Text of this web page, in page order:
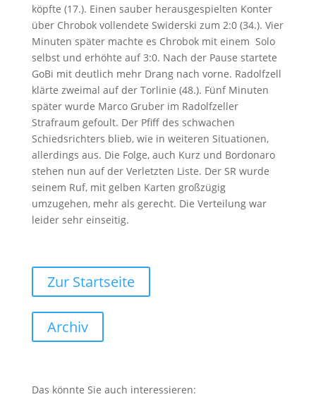
köpfte (17.). Einen sauber herausgespielten Konter
über Chrobok vollendete Swiderski zum 2:0 (34.). Vier
Minuten später machte es Chrobok mit einem Solo
selbst und erhöhte auf 3:0. Nach der Pause startete
GoBi mit deutlich mehr Drang nach vorne. Radolfzell
klärte zweimal auf der Torlinie (48.). Fünf Minuten
später wurde Marco Gruber im Radolfzeller
Strafraum gefoult. Der Pfiff des schwachen
Schiedsrichters blieb, wie in weiteren Situationen,
allerdings aus. Die Folge, auch Kurz und Bordonaro
stehen nun auf der Verletzten Liste. Der SR wurde
seinem Ruf, mit gelben Karten großzügig
umzugehen, mehr als gerecht. Die Verteilung war
leider sehr einseitig.
Zur Startseite
Archiv
Das könnte Sie auch interessieren: